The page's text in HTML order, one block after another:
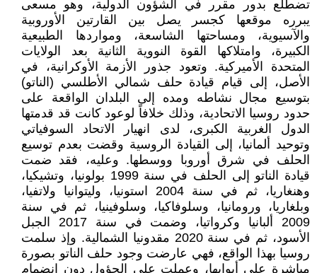
تضطلع بدور مقرر في الشؤون الدولية، وهو مسعى
يبرره موقعها كجسر يصل بين القارتين الأوروبية
والآسيوية، ومساحتها الشاسعة، ومواردها الطبيعية
الكبيرة، وامتلاكها القوة النووية الثانية بعد الولايات
المتحدة الأميركية. وتعود جذور الأزمة الأوكرانية، في
الأصل، إلى قيام قيادة حلف شمالي الأطلسي (الناتو)
بتوسيع مجال نشاطه ومده إلى البلدان الواقعة على
حدود روسيا الاتحادية، وذلك خلافاً لوعود كانت قد قدمتها
الدول الغربية الكبرى، لدى انهيار الاتحاد السوفياتي
وتوحيد ألمانيا، إلى القيادة الروسية وقضت بعدم توسيع
الحلف في شرق أوروبا ووسطها. وعليه، فقد ضمت
قيادة الناتو إلى الحلف في سنة 1999 بولونيا، وتشيكيا،
وهنغاريا، ثم في سنة 2004 استونيا، وليتوانيا ولاتفيا،
وبلغاريا، ورومانيا، وسلوفاكيا، وسلوفينيا، ثم في سنة
2009 ألبانيا وكرواتيا، وضمت في سنة 2017 الجبل
الأسود، ثم في سنة 2020 مقدونيا الشمالية. وإذ سلمت
روسيا بهذا الواقع، فهي عارضت وجود حلف الناتو بصورة
مباشرة على أبوابها، وعملت على الحؤول دون انضمام